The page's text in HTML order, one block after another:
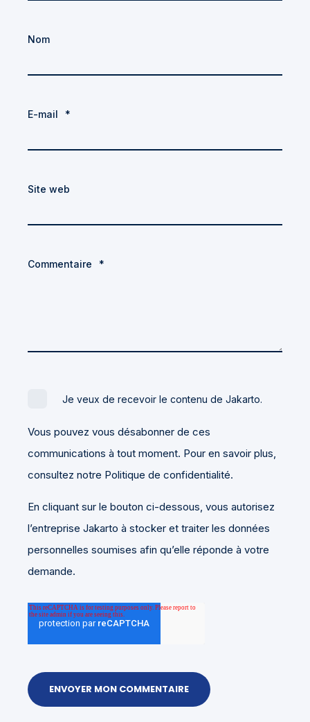
Nom
E-mail *
Site web
Commentaire *
Je veux de recevoir le contenu de Jakarto.
Vous pouvez vous désabonner de ces
communications à tout moment. Pour en savoir plus,
consultez notre Politique de confidentialité.
En cliquant sur le bouton ci-dessous, vous autorisez
l’entreprise Jakarto à stocker et traiter les données
personnelles soumises afin qu’elle réponde à votre
demande.